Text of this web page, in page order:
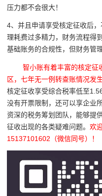
压力都不会很大！
4、并且申请享受核定征收后，
理耗费过多精力，财务流程得
基础账务的合规性，但财务管
智小账有着丰富的核定征
区，七年无一例转查账情况发生
核定征收享受综合税率低至
没有开票限制，还可以享企业
资深的税务筹划团队，能够提
征收出现的各类疑难问题。 欢
15137101602（微信同号）！